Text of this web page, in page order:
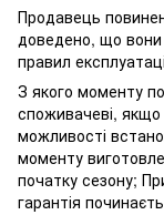
Продавець
доведено, що
правил
З якого моменту
споживачеві,
можливості
моменту
початку сезону;
гарантія